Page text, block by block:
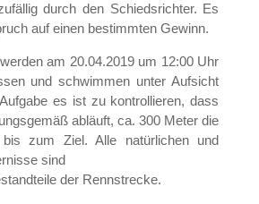
durch den Schiedsrichter. Es
auf einen bestimmten Gewinn.
am 20.04.2019 um 12:00 Uhr
und schwimmen unter Aufsicht
es ist zu kontrollieren, dass
abläuft, ca. 300 Meter die
bis zum Ziel. Alle natürlichen und
sind
der Rennstrecke.